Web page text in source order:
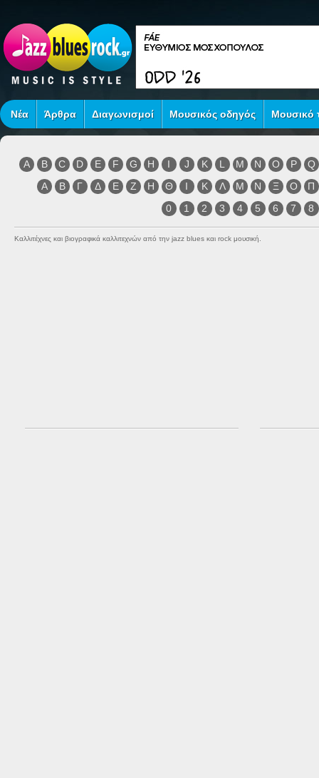
Νέα Άρθρα Διαγωνισμοί Μουσικός οδηγός Μουσικό
A B C D E F G H I J K L M N O P
Q
Α
Β Γ Δ Ε Ζ Η Θ Ι Κ Λ Μ Ν Ξ Ο
Π
0
1 2 3 4 5 6 7 8
Καλλιτέχνες και βιογραφικά καλλιτεχνών από την jazz blues και rock μουσική.